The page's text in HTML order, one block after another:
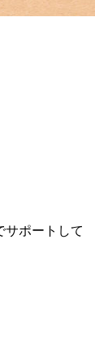
サポートして